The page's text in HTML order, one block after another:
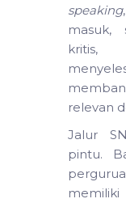
speaking
masuk,
kritis,
relevan
Jalur
pintu.